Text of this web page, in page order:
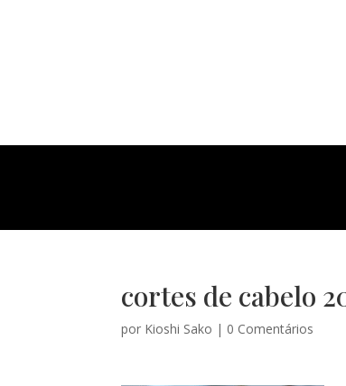
cortes de cabelo
por Kioshi Sako | 0 Comentários